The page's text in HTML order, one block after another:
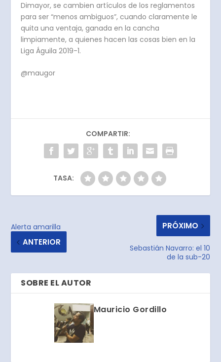
Dimayor, se cambien artículos de los reglamentos
para ser “menos ambiguos”, cuando claramente le
quita una ventaja, ganada en la cancha
limpiamente, a quienes hacen las cosas bien en la
Liga Águila 2019-1.
@maugor
COMPARTIR:
TASA:
Alerta amarilla
ANTERIOR
PRÓXIMO
Sebastián Navarro: el 10
de la sub-20
SOBRE EL AUTOR
Mauricio Gordillo